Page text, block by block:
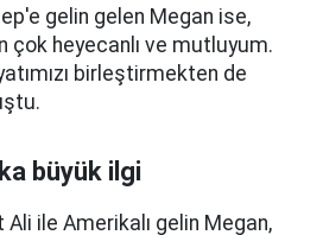
gelin gelen Megan ise,
çok heyecanlı ve mutluyum.
birleştirmekten de
büyük ilgi
ile Amerikalı gelin Megan,